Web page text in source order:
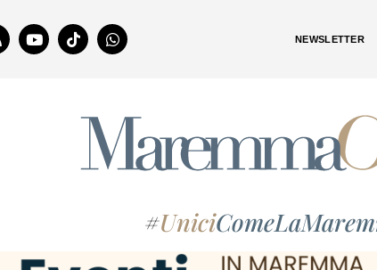
NEWSLETTER
#Unici